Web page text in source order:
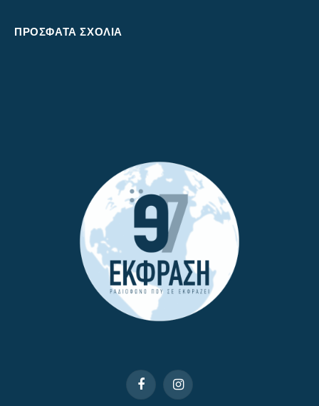
ΠΡΌΣΦΑΤΑ ΣΧΌΛΙΑ
FacebookInstagram